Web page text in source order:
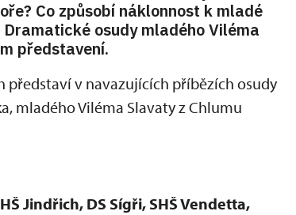
Co způsobí náklonnost k mladé
osudy mladého Viléma
představení.
v navazujících příbězích osudy
mladého Viléma Slavaty z Chlumu
Jindřich, DS Sígři, SHŠ Vendetta,